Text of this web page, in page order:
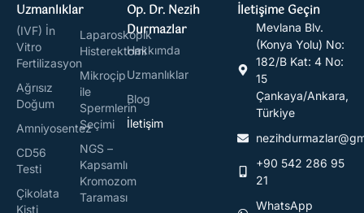
Op. Dr. Nezih
Durmazlar
Hakkımda
Uzmanlıklar
Blog
İletişim
Uzmanlıklar
(IVF) İn
Vitro
Fertilizasyon
Ağrısız
Doğum
Amniyosentez
CD56
Testi
Çikolata
Kisti
Laparoskopik
Histerektomi
Mikroçip
ile
Spermlerin
Seçimi
NGS –
Kapsamlı
Kromozom
Taraması
İletişime Geçin
Mevlana Blv.
(Konya Yolu) No:
182/B Kat: 4 No:
15
Çankaya/Ankara,
Türkiye
+90 542 286 95
21
WhatsApp